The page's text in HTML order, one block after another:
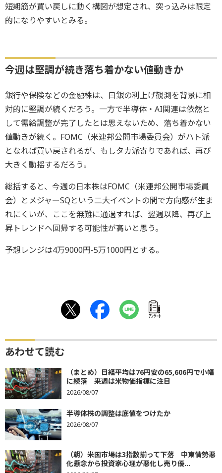
短期筋が買い戻しに動く構図が想定され、突っ込みは限定
的になりやすいとみる。
今週は堅調が続き落ち着かない値動きか
銀行や保険などの金融株は、日銀の利上げ観測を背景に相
対的に堅調が続くだろう。一方で半導体・AI関連は依然と
して需給調整が完了したとは思えないため、落ち着かない
値動きが続く。FOMC（米連邦公開市場委員会）がハト派
となれば買い戻されるが、もしタカ派寄りであれば、再び
大きく動揺するだろう。
総括すると、今週の日本株はFOMC（米連邦公開市場委員
会）とメジャーSQという二大イベントの間で方向感が生ま
れにくいが、ここを無難に通過すれば、翌週以降、再び上
昇トレンドへ回帰する可能性が高いと思う。
予想レンジは4万9000円-5万1000円とする。
ｱﾝｹｰﾄ
あわせて読む
（まとめ）日経平均は76円安の65,606円で小幅
に続落 来週は米物価指標に注目
2026/08/07
半導体株の調整は底値をつけたか
2026/08/07
（朝）米国市場は3指数揃って下落 中東情勢悪
化懸念から投資家心理が悪化し売り優...